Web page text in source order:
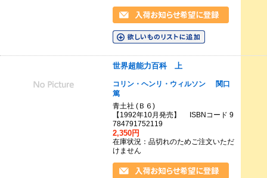
世界超能力百科 上
コリン・ヘンリ・ウィルソン
関口
篤
青土社 (Ｂ６)
【1992年10月発売】 ISBNコード 9
784791752119
2,350円
在庫状況：品切れのためご注文いただ
けません